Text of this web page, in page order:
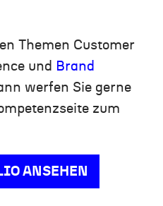
Themen Customer
und Brand
werfen Sie gerne
zum
ANSEHEN